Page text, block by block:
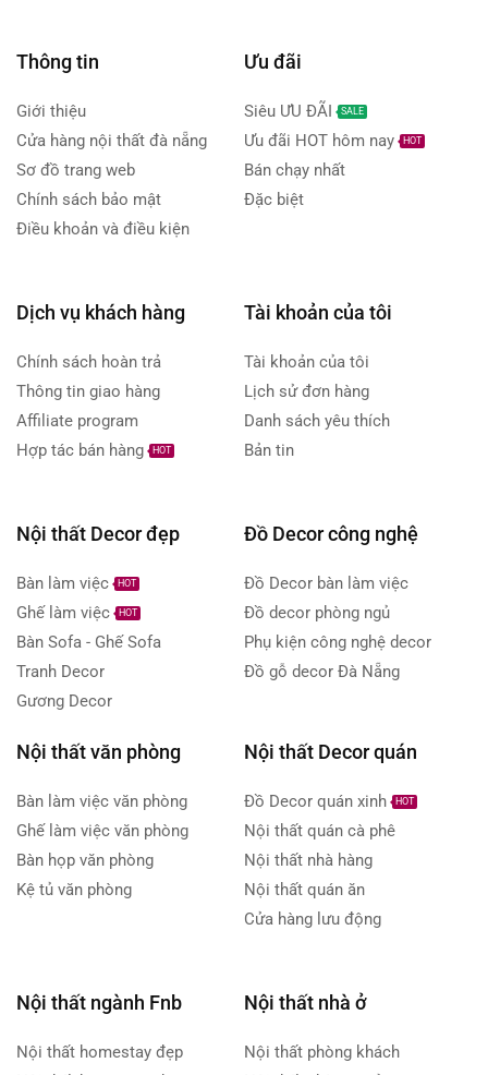
Thông tin
Giới thiệu
Cửa hàng nội thất đà nẵng
Sơ đồ trang web
Chính sách bảo mật
Điều khoản và điều kiện
Ưu đãi
Siêu ƯU ĐÃI SALE
Ưu đãi HOT hôm nay HOT
Bán chạy nhất
Đặc biệt
Dịch vụ khách hàng
Chính sách hoàn trả
Thông tin giao hàng
Affiliate program
Hợp tác bán hàng
HOT
Tài khoản của tôi
Tài khoản của tôi
Lịch sử đơn hàng
Danh sách yêu thích
Bản tin
Nội thất Decor đẹp
Bàn làm việc HOT
Ghế làm việc HOT
Bàn Sofa - Ghế Sofa
Tranh Decor
Gương Decor
Đồ Decor công nghệ
Đồ Decor bàn làm việc
Đồ decor phòng ngủ
Phụ kiện công nghệ decor
Đồ gỗ decor Đà Nẵng
Nội thất văn phòng
Bàn làm việc văn phòng
Ghế làm việc văn phòng
Bàn họp văn phòng
Kệ tủ văn phòng
Nội thất Decor quán
Đồ Decor quán xinh HOT
Nội thất quán cà phê
Nội thất nhà hàng
Nội thất quán ăn
Cửa hàng lưu động
Nội thất ngành Fnb
Nội thất homestay đẹp
Nội thất nhà ở
Nội thất phòng khách